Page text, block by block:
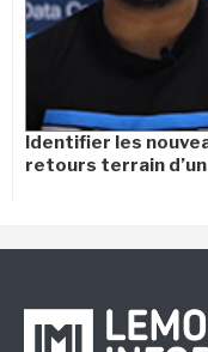
Identifier les
retours terrain